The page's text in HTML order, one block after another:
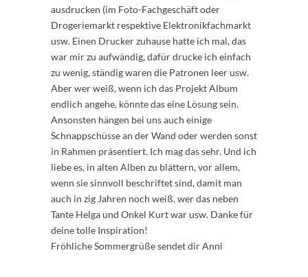
ausdrucken (im Foto-Fachgeschäft oder
Drogeriemarkt respektive Elektronikfachmarkt
usw. Einen Drucker zuhause hatte ich mal, das
war mir zu aufwändig, dafür drucke ich einfach
zu wenig, ständig waren die Patronen leer usw.
Aber wer weiß, wenn ich das Projekt Album
endlich angehe, könnte das eine Lösung sein.
Ansonsten hängen bei uns auch einige
Schnappschüsse an der Wand oder werden sonst
in Rahmen präsentiert. Ich mag das sehr. Und ich
liebe es, in alten Alben zu blättern, vor allem,
wenn sie sinnvoll beschriftet sind, damit man
auch in zig Jahren noch weiß, wer das neben
Tante Helga und Onkel Kurt war usw. Danke für
deine tolle Inspiration!
Fröhliche Sommergrüße sendet dir Anni